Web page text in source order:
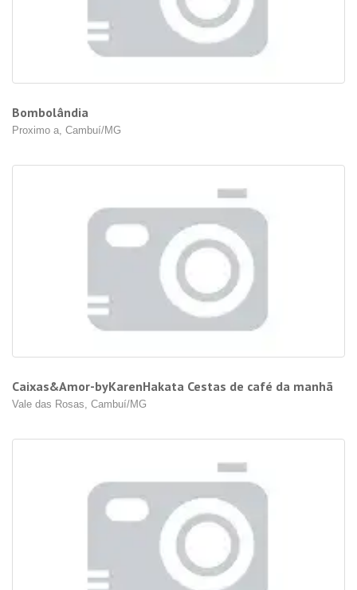
Bombolândia
Proximo a, Cambuí/MG
Caixas&Amor-byKarenHakata Cestas de café da manhã
Vale das Rosas, Cambuí/MG